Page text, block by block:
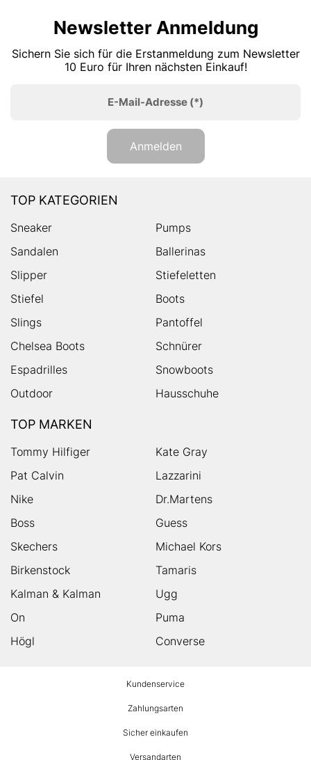
Newsletter Anmeldung
Sichern Sie sich für die Erstanmeldung zum Newsletter
10 Euro für Ihren nächsten Einkauf!
E-Mail-Adresse (*)
Anmelden
TOP KATEGORIEN
Sneaker
Pumps
Sandalen
Ballerinas
Slipper
Stiefeletten
Stiefel
Boots
Slings
Pantoffel
Chelsea Boots
Schnürer
Espadrilles
Snowboots
Outdoor
Hausschuhe
TOP MARKEN
Tommy Hilfiger
Kate Gray
Pat Calvin
Lazzarini
Nike
Dr.Martens
Boss
Guess
Skechers
Michael Kors
Birkenstock
Tamaris
Kalman & Kalman
Ugg
On
Puma
Högl
Converse
Kundenservice
Zahlungsarten
Sicher einkaufen
Versandarten